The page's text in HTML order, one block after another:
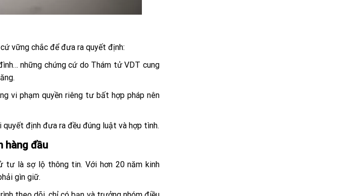
vững chắc để đưa ra quyết định:
những chứng cứ do Thám tử VDT cung
vi phạm quyền riêng tư bất hợp pháp nên
định đưa ra đều đúng luật và hợp tình.
hàng đầu
tư là sợ lộ thông tin. Với hơn 20 năm kinh
gìn giữ.